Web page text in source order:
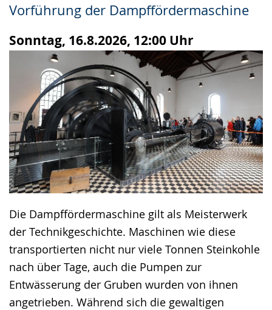
Vorführung der Dampffördermaschine
Sonntag, 16.8.2026, 12:00 Uhr
Die Dampffördermaschine gilt als Meisterwerk
der Technikgeschichte. Maschinen wie diese
transportierten nicht nur viele Tonnen Steinkohle
nach über Tage, auch die Pumpen zur
Entwässerung der Gruben wurden von ihnen
angetrieben. Während sich die gewaltigen
wechseln.
Deutscher
Gebärdensprache
wird
angezeigt.